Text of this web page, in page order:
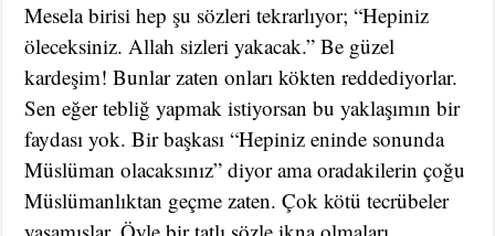
Mesela birisi hep şu sözleri tekrarlıyor; “Hepiniz
öleceksiniz. Allah sizleri yakacak.” Be güzel
kardeşim! Bunlar zaten onları kökten reddediyorlar.
Sen eğer tebliğ yapmak istiyorsan bu yaklaşımın bir
faydası yok. Bir başkası “Hepiniz eninde sonunda
Müslüman olacaksınız” diyor ama oradakilerin çoğu
Müslümanlıktan geçme zaten. Çok kötü tecrübeler